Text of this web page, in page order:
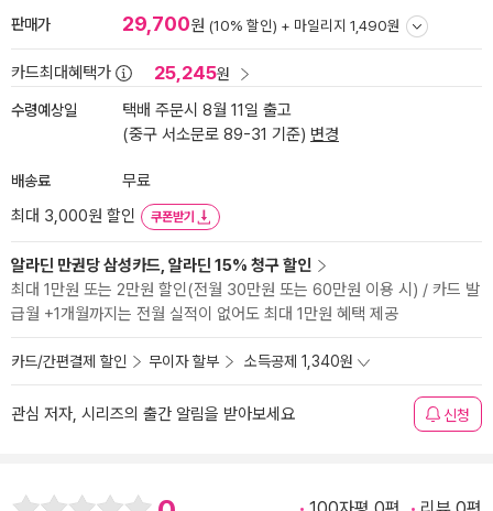
판매가 29,700원 (10% 할인) + 마일리지 1,490원
카드최대혜택가 25,245원
수령예상일
택배 주문시 8월 11일 출고
(중구 서소문로 89-31 기준) 변경
배송료
무료
최대 3,000원 할인
쿠폰받기
알라딘 만권당 삼성카드, 알라딘 15% 청구 할인
최대 1만원 또는 2만원 할인(전월 30만원 또는 60만원 이용 시) / 카드 발
급월 +1개월까지는 전월 실적이 없어도 최대 1만원 혜택 제공
카드/간편결제 할인 무이자 할부 소득공제 1,340원
관심 저자, 시리즈의 출간 알림을 받아보세요 신청